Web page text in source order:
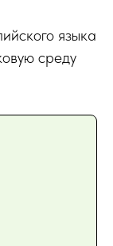
языка
среду